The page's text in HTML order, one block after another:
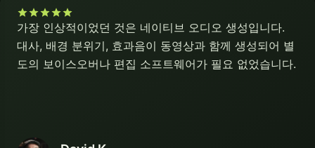
가장 인상적이었던 것은 네이티브 오디오 생성입니다.
대사, 배경 분위기, 효과음이 동영상과 함께 생성되어 별
도의 보이스오버나 편집 소프트웨어가 필요 없었습니다.